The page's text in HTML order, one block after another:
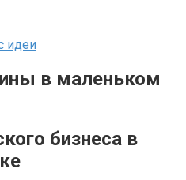
идеи
в маленьком
бизнеса в